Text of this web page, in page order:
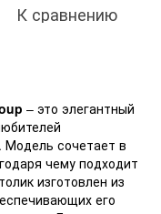
К сравнению
– это элегантный
Модель сочетает в
чему подходит
изготовлен из
его